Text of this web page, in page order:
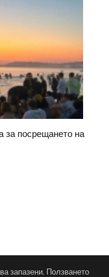
за посрещането на
запазени. Ползването